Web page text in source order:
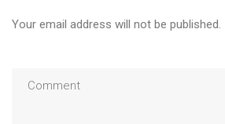
Your email address will not be published.